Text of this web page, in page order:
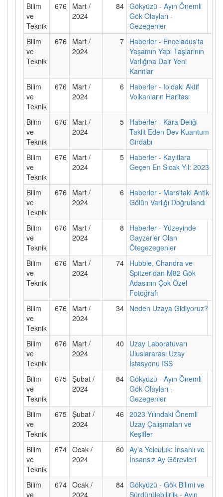
Bilim
ve
Teknik
676
Mart /
2024
84 Gökyüzü - Ayın Önemli
Gök Olayları -
Gezegenler
Bilim
ve
Teknik
676
Mart /
2024
7 Haberler - Enceladus'ta
Yaşamın Yapı Taşlarının
Varlığına Dair Yeni
Kanıtlar
Bilim
ve
Teknik
676
Mart /
2024
6
Haberler - Io'daki Aktif
Volkanların Haritası
Bilim
ve
Teknik
676
Mart /
2024
5 Haberler - Kara Deliği
Taklit Eden Dev Kuantum
Girdabı
Bilim
ve
Teknik
676
Mart /
2024
5 Haberler - Kayıtlara
Geçen En Sıcak Yıl: 2023
Bilim
ve
Teknik
676
Mart /
2024
6
Haberler - Mars'taki Antik
Gölün Varlığı Doğrulandı
Bilim
ve
Teknik
676
Mart /
2024
8
Haberler - Yüzeyinde
Gayzerler Olan
Ötegezegenler
Bilim
ve
Teknik
676
Mart /
2024
74 Hubble, Chandra ve
Spitzer'dan M82 Gök
Adasının Çok Özel
Fotoğrafı
Bilim
ve
Teknik
676
Mart /
2024
34 Neden Uzaya Gidiyoruz?
Bilim
ve
Teknik
676
Mart /
2024
40
Uzay Laboratuvarı
Uluslararası Uzay
İstasyonu ISS
Bilim
ve
Teknik
675 Şubat /
2024
84 Gökyüzü - Ayın Önemli
Gök Olayları -
Gezegenler
Bilim
ve
Teknik
675 Şubat /
2024
46 2023 Yılındaki Önemli
Uzay Çalışmaları ve
Keşifler
Bilim
ve
Teknik
674 Ocak /
2024
60 Ay'a Yolculuk: İnsanlı ve
İnsansız Ay Görevleri
Bilim
ve
674 Ocak /
2024
84 Gökyüzü - Gök Bilimi ve
Sürdürülebilirlik - Ayın